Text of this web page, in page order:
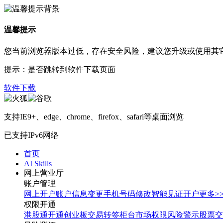
温馨提示
您当前浏览器版本过低，存在安全风险，建议您升级或使用其
提示：是否跳转到软件下载页面
软件下载
支持IE9+、edge、chrome、firefox、safari等桌面浏览
已支持IPv6网络
首页
AI Skills
网上营业厅
账户管理
网上开户账户信息变更手机号码修改智能见证开户更多
权限开通
港股通开通创业板交易转签柜台市场权限风险警示股票